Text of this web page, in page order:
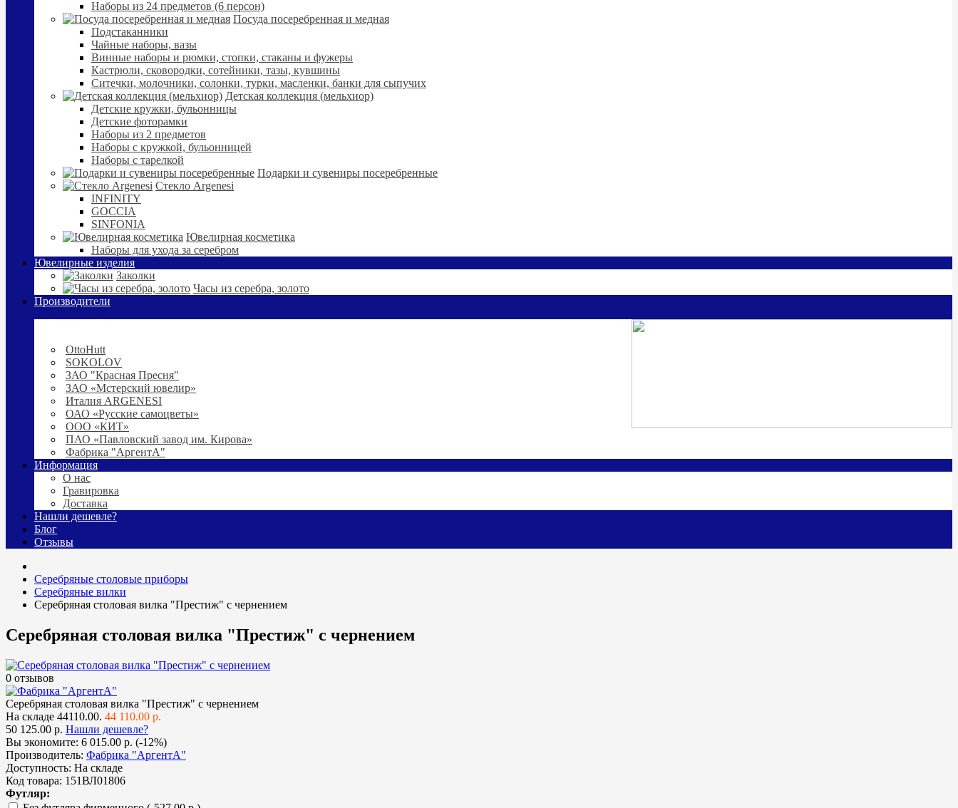
Наборы из 24 предметов (6 персон)
Посуда посеребренная и медная
Подстаканники
Чайные наборы, вазы
Винные наборы и рюмки, стопки, стаканы и фужеры
Кастрюли, сковородки, сотейники, тазы, кувшины
Ситечки, молочники, солонки, турки, масленки, банки для сыпучих
Детская коллекция (мельхиор)
Детские кружки, бульонницы
Детские фоторамки
Наборы из 2 предметов
Наборы с кружкой, бульонницей
Наборы с тарелкой
Подарки и сувениры посеребренные
Стекло Argenesi
INFINITY
GOCCIA
SINFONIA
Ювелирная косметика
Наборы для ухода за серебром
Ювелирные изделия
Заколки
Часы из серебра, золото
Производители
OttoHutt
SOKOLOV
ЗАО "Красная Пресня"
ЗАО «Мстерский ювелир»
Италия ARGENESI
ОАО «Русские самоцветы»
ООО «КИТ»
ПАО «Павловский завод им. Кирова»
Фабрика "АргентА"
Информация
О нас
Гравировка
Доставка
Нашли дешевле?
Блог
Отзывы
Cеребряные столовые приборы
Серебряные вилки
Серебряная столовая вилка "Престиж" с чернением
Серебряная столовая вилка "Престиж" с чернением
0 отзывов
Серебряная столовая вилка "Престиж" с чернением
На складе 44110.00. 44 110.00 р.
50 125.00 р. Нашли дешевле?
Вы экономите: 6 015.00 р. (-12%)
Производитель: Фабрика "АргентА"
Доступность: На складе
Код товара: 151ВЛ01806
Футляр: